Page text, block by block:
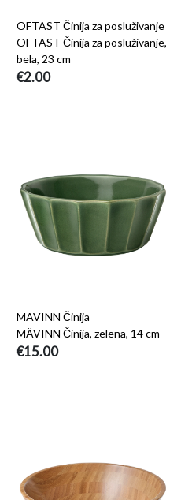
OFTAST Činija za posluživanje
OFTAST Činija za posluživanje,
bela, 23 cm
€2.00
MÄVINN Činija
MÄVINN Činija, zelena, 14 cm
€15.00